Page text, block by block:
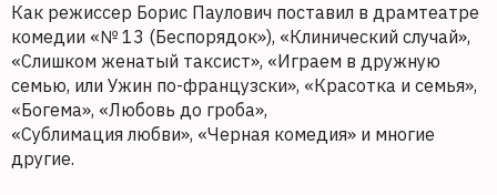
Как режиссер Борис Паулович поставил в драмтеатре
комедии «№ 13 (Беспорядок»), «Клинический случай»,
«Слишком женатый таксист», «Играем в дружную
семью, или Ужин по-французски», «Красотка и семья»,
«Богема», «Любовь до гроба»,
«Сублимация любви», «Черная комедия» и многие
другие.